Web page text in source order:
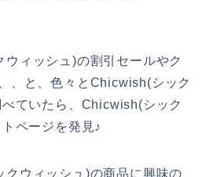
ィッシュ)の割引セールやク
、と、色々とChicwish(シック
ていたら、Chicwish(シック
ページを発見♪
ウィッシュ)の商品に興味の